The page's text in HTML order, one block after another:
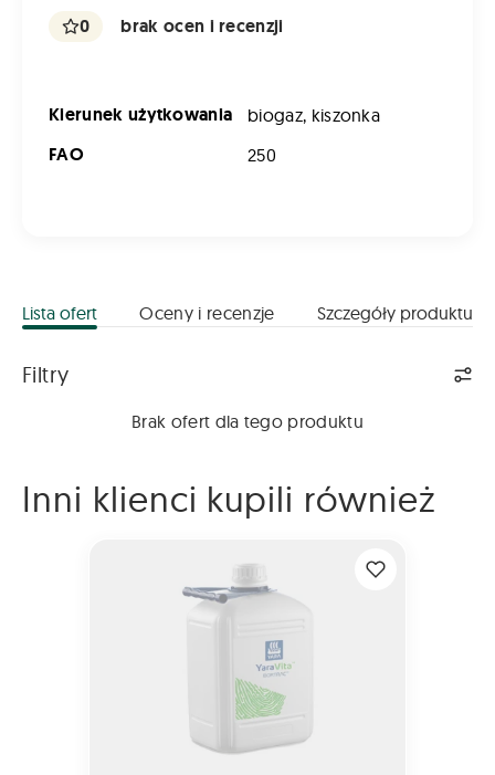
0 brak ocen i recenzji
Kierunek użytkowania biogaz, kiszonka
FAO 250
Lista ofert Oceny i recenzje Szczegóły produktu
Filtry
Brak ofert dla tego produktu
Inni klienci kupili również